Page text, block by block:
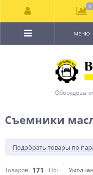
МЕНЮ
Съемники
Подобрать товары по
Товаров: 171 По:
0